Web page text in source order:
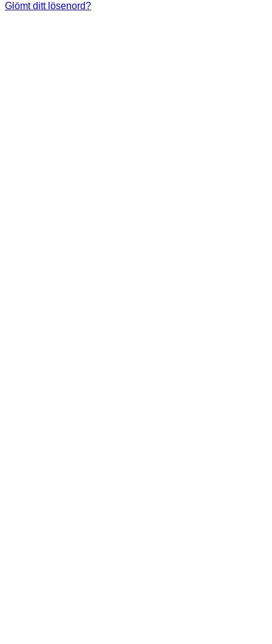
Glömt ditt lösenord?